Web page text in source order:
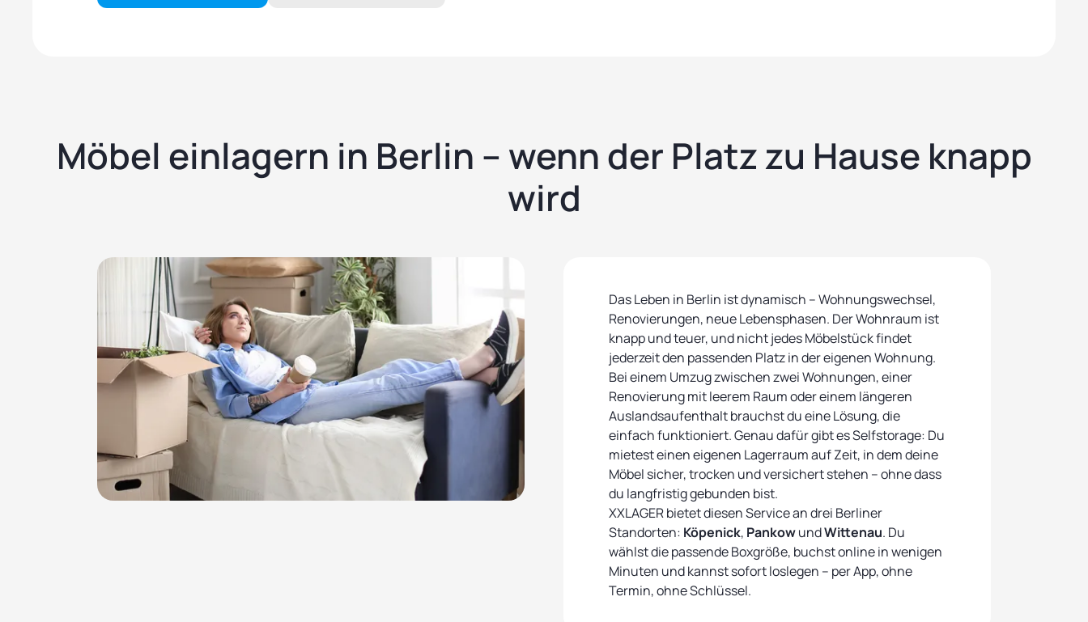
Möbel einlagern in Berlin – wenn der Platz zu Hause knapp
wird
Das Leben in Berlin ist dynamisch – Wohnungswechsel,
Renovierungen, neue Lebensphasen. Der Wohnraum ist
knapp und teuer, und nicht jedes Möbelstück findet
jederzeit den passenden Platz in der eigenen Wohnung.
Bei einem Umzug zwischen zwei Wohnungen, einer
Renovierung mit leerem Raum oder einem längeren
Auslandsaufenthalt brauchst du eine Lösung, die
einfach funktioniert. Genau dafür gibt es Selfstorage: Du
mietest einen eigenen Lagerraum auf Zeit, in dem deine
Möbel sicher, trocken und versichert stehen – ohne dass
du langfristig gebunden bist.
XXLAGER bietet diesen Service an drei Berliner
Standorten: Köpenick, PankowundWittenau. Du
wählst die passende Boxgröße, buchst online in wenigen
Minuten und kannst sofort loslegen – per App, ohne
Termin, ohne Schlüssel.